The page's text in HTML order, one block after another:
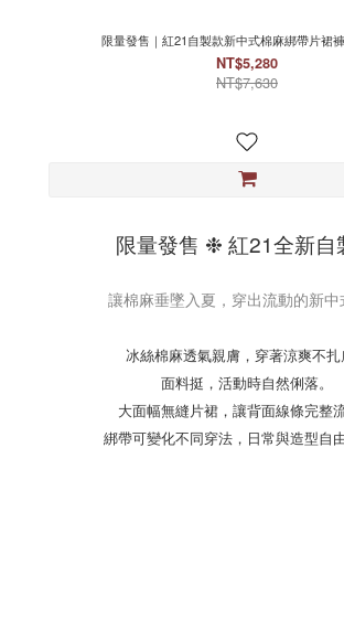
限量發售｜紅21自製款新中式棉麻綁帶片裙
NT$5,280
NT$7,630
限量發售 ❉ 紅21全新自
讓棉麻垂墜入夏，穿出流動的新中
冰絲棉麻透氣親膚，穿著涼爽不扎
面料挺，活動時自然俐落。
大面幅無縫片裙，讓背面線條完整流
綁帶可變化不同穿法，日常與造型自由